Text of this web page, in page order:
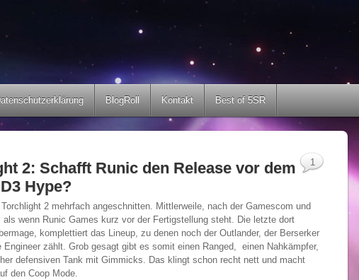
BlogRoll Kontakt Best of 5SR
2: Schafft Runic den Release vor dem
Hype?
2 mehrfach angeschnitten. Mittlerweile, nach der Gamescom und
wenn Runic Games kurz vor der Fertigstellung steht. Die letzte dort
komplettiert das Lineup, zu denen noch der Outlander, der Berserker
Engineer zählt. Grob gesagt gibt es somit einen Ranged, einen Nahkämpfer,
defensiven Tank mit Gimmicks. Das klingt schon recht nett und macht
den Coop Mode.
1